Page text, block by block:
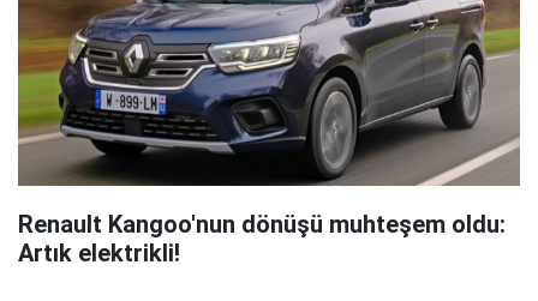
Renault Kangoo'nun dönüşü muhteşem oldu:
Artık elektrikli!